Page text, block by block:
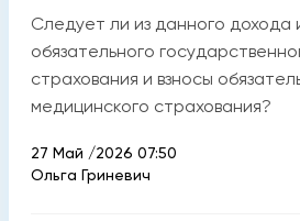
Следует ли из данного дохода
обязательного
страхования и взносы
медицинского страхования?
27 Май /2026 07:50
Ольга Гриневич